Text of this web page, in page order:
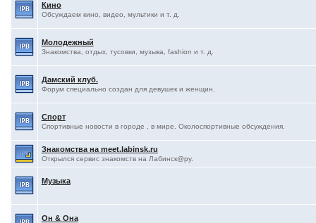
Кино
Обсуждаем кино, видео, мультики и т. д.
Молодежный
Знакомства, отдых, тусовки, музыка, fashion и т. д.
Дамский клуб.
Форум специально создан для девушек и женщин.
Спорт
Спортивные новости в городе , в мире. Околоспортивные обсуждения.
Знакомства на meet.labinsk.ru
Открылся сервис знакомств на Лабинск@ру.
Музыка
Он & Она